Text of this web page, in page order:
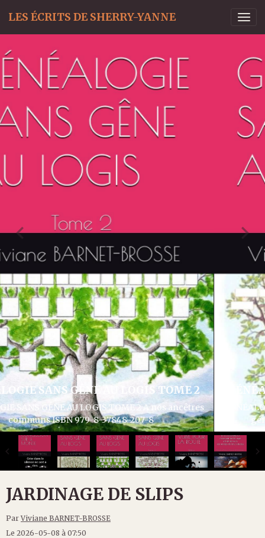
LES ÉCRITS DE SHERRY-YANNE
GÉNÉALOGIE SANS GÊNE AU LOGIS TOME 3
GÉNÉALOGIE SANS GÊNE AU LOGIS TOME 3 Articles divers
généalogie et histoire ISBN 979-8-37932-286-1
JARDINAGE DE SLIPS
ParViviane BARNET-BROSSE
Le 2026-05-08 à 07:50